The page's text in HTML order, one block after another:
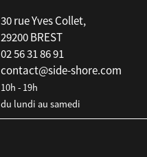
30 rue Yves Collet,
29200 BREST
02 56 31 86 91
contact@side-shore.com
10h - 19h
du lundi au samedi